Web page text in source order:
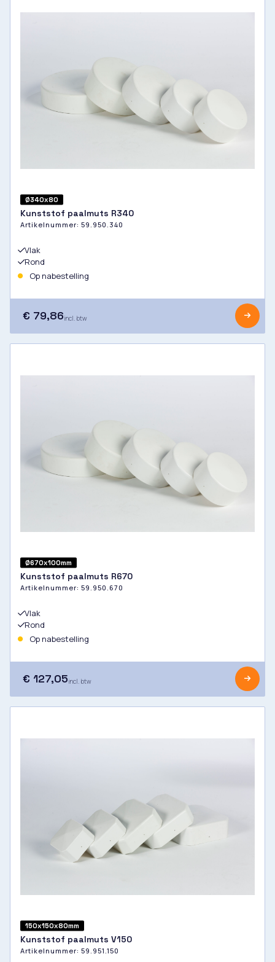
Ø340x80
Kunststof paalmuts R340
Artikelnummer: 59.950.340
Vlak
Rond
Op nabestelling
€ 79,86incl. btw
Ø670x100mm
Kunststof paalmuts R670
Artikelnummer: 59.950.670
Vlak
Rond
Op nabestelling
€ 127,05incl. btw
150x150x80mm
Kunststof paalmuts V150
Artikelnummer: 59.951.150